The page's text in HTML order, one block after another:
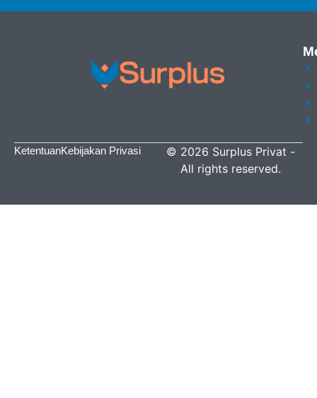
KetentuanKebijakan Privasi © 2026 Surplus Privat -
All rights reserved.